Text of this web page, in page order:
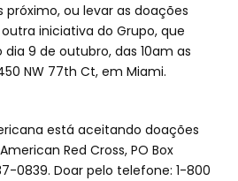
ou levar as doações
iniciativa do Grupo, que
9 de outubro, das 10am as
NW 77th Ct, em Miami.
está aceitando doações
Red Cross, PO Box
0839. Doar pelo telefone: 1-800